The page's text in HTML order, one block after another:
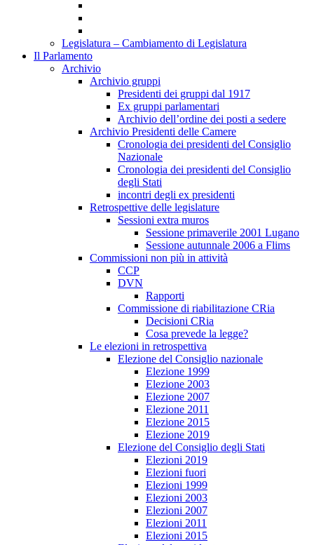
Legislatura – Cambiamento di Legislatura
Il Parlamento
Archivio
Archivio gruppi
Presidenti dei gruppi dal 1917
Ex gruppi parlamentari
Archivio dell’ordine dei posti a sedere
Archivio Presidenti delle Camere
Cronologia dei presidenti del Consiglio
Nazionale
Cronologia dei presidenti del Consiglio
degli Stati
incontri degli ex presidenti
Retrospettive delle legislature
Sessioni extra muros
Sessione primaverile 2001 Lugano
Sessione autunnale 2006 a Flims
Commissioni non più in attività
CCP
DVN
Rapporti
Commissione di riabilitazione CRia
Decisioni CRia
Cosa prevede la legge?
Le elezioni in retrospettiva
Elezione del Consiglio nazionale
Elezione 1999
Elezione 2003
Elezione 2007
Elezione 2011
Elezione 2015
Elezione 2019
Elezione del Consiglio degli Stati
Elezioni 2019
Elezioni fuori
Elezioni 1999
Elezioni 2003
Elezioni 2007
Elezioni 2011
Elezioni 2015